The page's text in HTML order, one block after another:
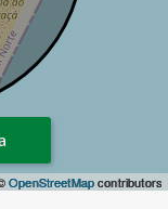
OpenStreetMapcontributors